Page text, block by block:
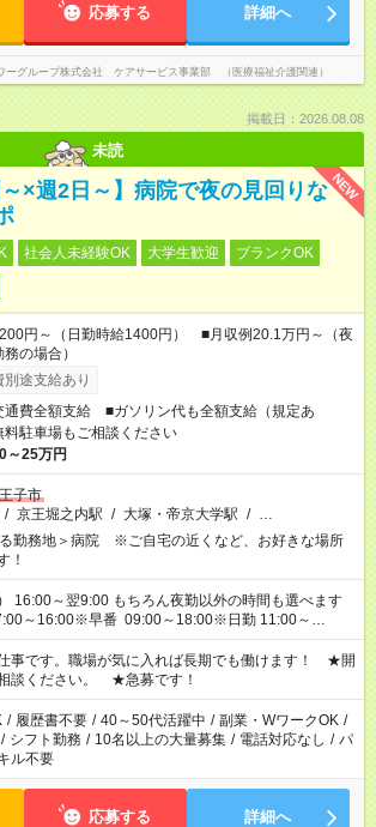
応募する 詳細へ
ーグループ株式会社 ケアサービス事業部 （医療福祉介護関連）
掲載日：2026.08.08
未読
NEW
～×週2日～】病院で夜の見回りな
社会人未経験OK 大学生歓迎
ブランクOK
円～（日勤時給1400円） ■月収例20.1万円～（夜
の場合）
別途支給あり
通費全額支給 ■ガソリン代も全額支給（規定あ
駐車場もご相談ください
～25万円
子市
/ 京王堀之内駅 / 大塚・帝京大学駅 / …
る勤務地＞病院 ※ご自宅の近くなど、お好きな場所
！
16:00～翌9:00 もちろん夜勤以外の時間も選べます
～16:00※早番 09:00～18:00※日勤 11:00～
※時間は、固定・選べる施設もあるので、ご希望が
できます！ ※シフト制。勤務地により実働時間が異
★家庭の都合でお休みが必要な場合も遠慮なくご相談
事です。職場が気に入れば長期でも働けます！ ★開
談ください。 ★急募です！
/ 履歴書不要 / 40～50代活躍中 / 副業・WワークOK /
/ シフト勤務 / 10名以上の大量募集 / 電話対応なし / パ
ル不要
応募する 詳細へ